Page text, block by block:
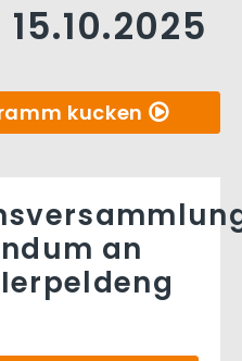
15.10.2025
kucken
an